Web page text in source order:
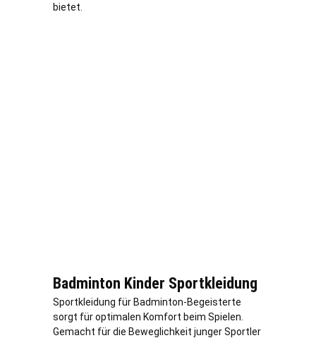
bietet.
Badminton Kinder Sportkleidung
Sportkleidung für Badminton-Begeisterte
sorgt für optimalen Komfort beim Spielen.
Gemacht für die Beweglichkeit junger Sportler